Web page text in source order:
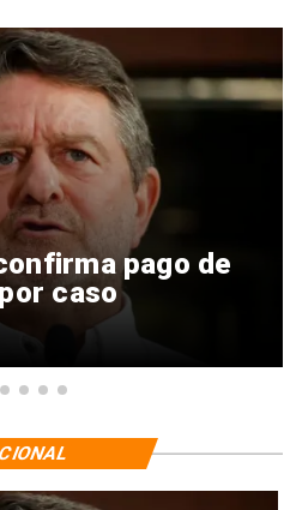
pago de
caso